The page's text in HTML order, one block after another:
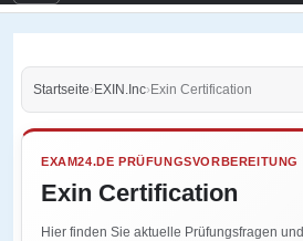
Startseite›EXIN.Inc›Exin Certification
EXAM24.DE PRÜFUNGSVORBEREITUNG
Exin Certification
Hier finden Sie aktuelle Prüfungsfragen und